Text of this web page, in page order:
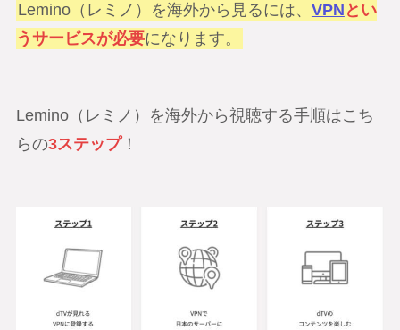
Lemino（レミノ）を海外から見るには、 VPN とい
うサービスが必要になります。
Lemino（レミノ）を海外から視聴する手順はこち
らの3ステップ！